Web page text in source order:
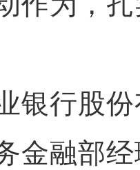
行股份
金融部